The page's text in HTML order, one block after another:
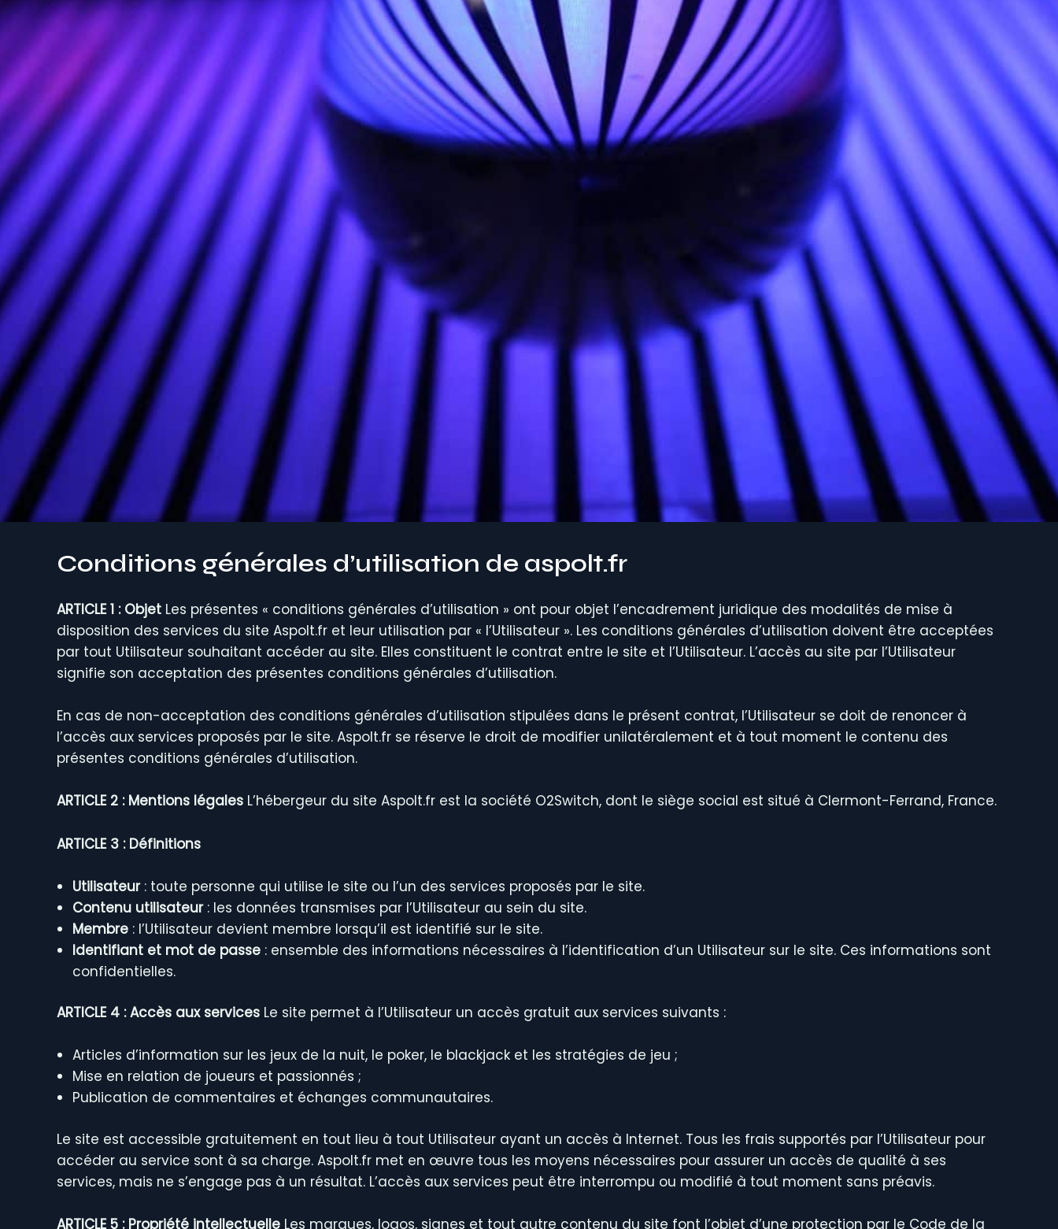
Conditions générales d’utilisation de aspolt.fr
ARTICLE 1 : Objet Les présentes « conditions générales d’utilisation » ont pour objet l’encadrement juridique des modalités de mise à
disposition des services du site Aspolt.fr et leur utilisation par « l’Utilisateur ». Les conditions générales d’utilisation doivent être acceptées
par tout Utilisateur souhaitant accéder au site. Elles constituent le contrat entre le site et l’Utilisateur. L’accès au site par l’Utilisateur
signifie son acceptation des présentes conditions générales d’utilisation.
En cas de non-acceptation des conditions générales d’utilisation stipulées dans le présent contrat, l’Utilisateur se doit de renoncer à
l’accès aux services proposés par le site. Aspolt.fr se réserve le droit de modifier unilatéralement et à tout moment le contenu des
présentes conditions générales d’utilisation.
ARTICLE 2 : Mentions légales L’hébergeur du site Aspolt.fr est la société O2Switch, dont le siège social est situé à Clermont-Ferrand, France.
ARTICLE 3 : Définitions
Utilisateur: toute personne qui utilise le site ou l’un des services proposés par le site.
Contenu utilisateur: les données transmises par l’Utilisateur au sein du site.
Membre : l’Utilisateur devient membre lorsqu’il est identifié sur le site.
Identifiant et mot de passe : ensemble des informations nécessaires à l’identification d’un Utilisateur sur le site. Ces informations sont
confidentielles.
ARTICLE 4 : Accès aux services Le site permet à l’Utilisateur un accès gratuit aux services suivants :
Articles d’information sur les jeux de la nuit, le poker, le blackjack et les stratégies de jeu ;
Mise en relation de joueurs et passionnés ;
Publication de commentaires et échanges communautaires.
Le site est accessible gratuitement en tout lieu à tout Utilisateur ayant un accès à Internet. Tous les frais supportés par l’Utilisateur pour
accéder au service sont à sa charge. Aspolt.fr met en œuvre tous les moyens nécessaires pour assurer un accès de qualité à ses
services, mais ne s’engage pas à un résultat. L’accès aux services peut être interrompu ou modifié à tout moment sans préavis.
ARTICLE 5 : Propriété intellectuelle Les marques, logos, signes et tout autre contenu du site font l’objet d’une protection par le Code de la